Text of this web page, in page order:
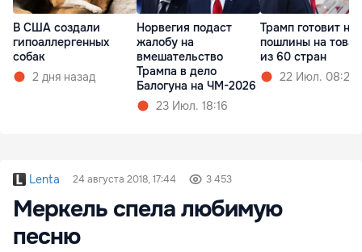
В США создали
гипоаллергенных
собак
2 дня назад
Норвегия подаст
жалобу на
вмешательство
Трампа в дело
Балогуна на ЧМ-2026
23 Июл. 18:16
Трамп готовит
пошлины на
из 60 стран
22 Июл. 08:20
Lenta 24 августа 2018, 17:44 3 453
Меркель спела любимую
песню